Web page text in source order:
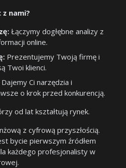
z nami?
Łączymy dogłębne analizy z
online.
Prezentujemy Twoją firmę i
Twoi klienci.
Dajemy Ci narzędzia i
o krok przed konkurencją.
od lat kształtują rynek.
z cyfrową przyszłością.
bycie pierwszym źródłem
każdego profesjonalisty w